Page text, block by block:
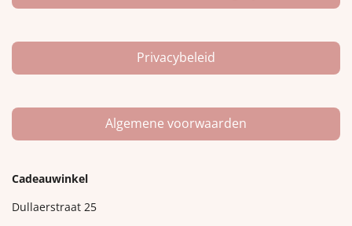
Privacybeleid
Algemene voorwaarden
Cadeauwinkel
Dullaerstraat 25